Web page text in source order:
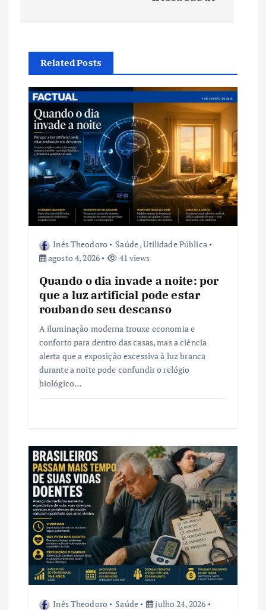
e
g
a
ã
o
d
Related Posts
Inês Theodoro Saúde,Utilidade Pública
agosto 4, 2026
41 views
Quando o dia invade a noite: por
que a luz artificial pode estar
roubando seu descanso
A iluminação moderna trouxe economia e
conforto para dentro das casas, mas a ciência
alerta que a exposição excessiva à luz branca
durante a noite pode confundir o relógio
biológico…
Inês Theodoro Saúde
julho 24, 2026